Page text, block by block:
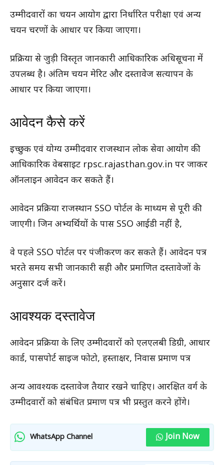
उम्मीदवारों का चयन आयोग द्वारा निर्धारित परीक्षा एवं अन्य
चयन चरणों के आधार पर किया जाएगा।
प्रक्रिया से जुड़ी विस्तृत जानकारी आधिकारिक अधिसूचना में
उपलब्ध है। अंतिम चयन मेरिट और दस्तावेज सत्यापन के
आधार पर किया जाएगा।
आवेदन कैसे करें
इच्छुक एवं योग्य उम्मीदवार राजस्थान लोक सेवा आयोग की
आधिकारिक वेबसाइट rpsc.rajasthan.gov.in पर जाकर
ऑनलाइन आवेदन कर सकते हैं।
आवेदन प्रक्रिया राजस्थान SSO पोर्टल के माध्यम से पूरी की
जाएगी। जिन अभ्यर्थियों के पास SSO आईडी नहीं है,
वे पहले SSO पोर्टल पर पंजीकरण कर सकते हैं। आवेदन पत्र
भरते समय सभी जानकारी सही और प्रमाणित दस्तावेजों के
अनुसार दर्ज करें।
आवश्यक दस्तावेज
आवेदन प्रक्रिया के लिए उम्मीदवारों को एलएलबी डिग्री, आधार
कार्ड, पासपोर्ट साइज फोटो, हस्ताक्षर, निवास प्रमाण पत्र
अन्य आवश्यक दस्तावेज तैयार रखने चाहिए। आरक्षित वर्ग के
उम्मीदवारों को संबंधित प्रमाण पत्र भी प्रस्तुत करने होंगे।
WhatsApp Channel Join Now